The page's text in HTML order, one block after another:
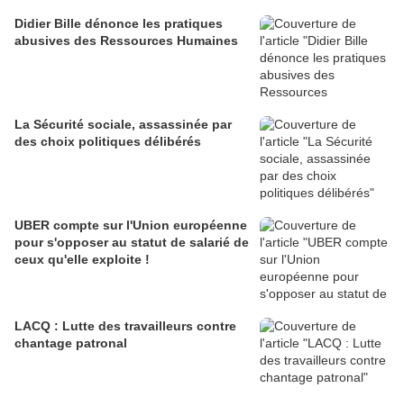
Didier Bille dénonce les pratiques
abusives des Ressources Humaines
La Sécurité sociale, assassinée par
des choix politiques délibérés
UBER compte sur l'Union européenne
pour s'opposer au statut de salarié de
ceux qu'elle exploite !
LACQ : Lutte des travailleurs contre
chantage patronal